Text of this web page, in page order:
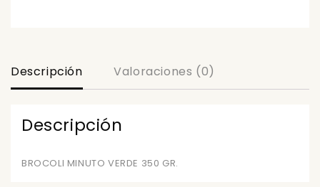
Descripción Valoraciones (0)
Descripción
BROCOLI MINUTO VERDE 350 GR.